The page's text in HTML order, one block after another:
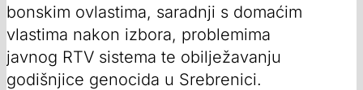
bonskim ovlastima, saradnji s domaćim
vlastima nakon izbora, problemima
javnog RTV sistema te obilježavanju
godišnjice genocida u Srebrenici.